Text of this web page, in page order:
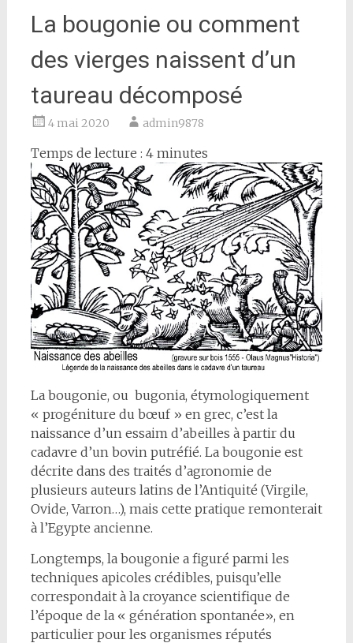
La bougonie ou comment
des vierges naissent d’un
taureau décomposé
4 mai 2020 admin9878
Temps de lecture : 4 minutes
La bougonie, ou bugonia, étymologiquement
« progéniture du bœuf » en grec, c’est la
naissance d’un essaim d’abeilles à partir du
cadavre d’un bovin putréfié. La bougonie est
décrite dans des traités d’agronomie de
plusieurs auteurs latins de l’Antiquité (Virgile,
Ovide, Varron…), mais cette pratique remonterait
à l’Egypte ancienne.
Longtemps, la bougonie a figuré parmi les
techniques apicoles crédibles, puisqu’elle
correspondait à la croyance scientifique de
l’époque de la « génération spontanée», en
particulier pour les organismes réputés